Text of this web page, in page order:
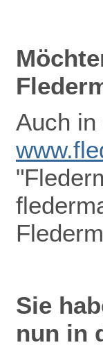
Auch in
Sie
nun in